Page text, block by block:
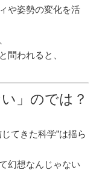
や姿勢の変化を活
問われると、
」のでは？
てきた科学”は揺ら
幻想なんじゃない